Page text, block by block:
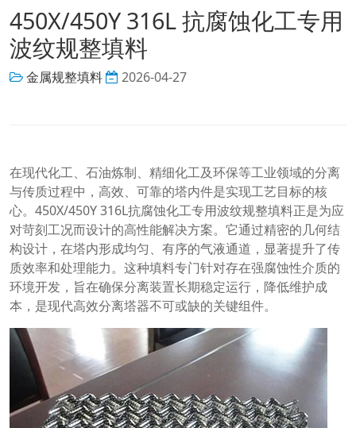
450X/450Y 316L 抗腐蚀化工专用
波纹规整填料
金属规整填料 2026-04-27
在现代化工、石油炼制、精细化工及环保等工业领域的分离
与传质过程中，高效、可靠的塔内件是实现工艺目标的核
心。450X/450Y 316L抗腐蚀化工专用波纹规整填料正是为应
对苛刻工况而设计的高性能解决方案。它通过精密的几何结
构设计，在塔内形成均匀、有序的气液通道，显著提升了传
质效率和处理能力。这种填料专门针对存在强腐蚀性介质的
环境开发，旨在确保分离装置长期稳定运行，降低维护成
本，是现代高效分离塔器不可或缺的关键组件。